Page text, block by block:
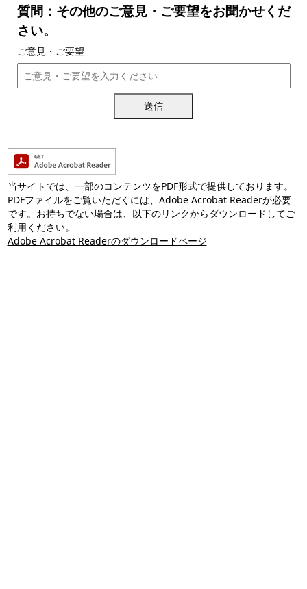
質問：その他のご意見・ご要望をお聞かせくだ
さい。
ご意見・ご要望
送信
当サイトでは、一部のコンテンツをPDF形式で提供しております。
PDFファイルをご覧いただくには、Adobe Acrobat Readerが必要
です。お持ちでない場合は、以下のリンクからダウンロードしてご
利用ください。
Adobe Acrobat Readerのダウンロードページ